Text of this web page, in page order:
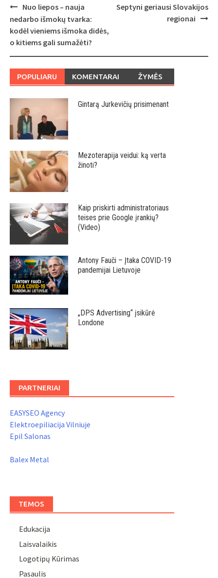
Post
navigation
Nuo liepos – nauja
nedarbo išmokų tvarka:
kodėl vieniems išmoka didės,
o kitiems gali sumažėti?
Septyni geriausi Slovakijos
regionai
POPULIARU KOMENTARAI ŽYMĖS
Gintarą Jurkevičių prisimenant
Mezoterapija veidui: ką verta
žinoti?
Kaip priskirti administratoriaus
teises prie Google įrankių?
(Video)
Antony Fauči – Įtaka COVID-19
pandemijai Lietuvoje
„DPS Advertising“ įsikūrė
Londone
PARTNERIAI
EASYSEO Agency
Elektroepiliacija Vilniuje
Epil Salonas
Balex Metal
TEMOS
Edukacija
Laisvalaikis
Logotipų Kūrimas
Pasaulis